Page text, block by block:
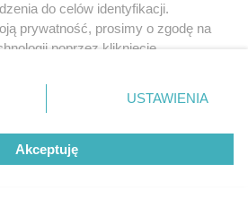
do celów identyfikacji.
prywatność, prosimy o zgodę na
poprzez kliknięcie
przycisk ustawień prywatności
dolnym rogu strony
danych nie wymagają zgody
prawo sprzeciwić się takiemu
będą miały zastosowanie tylko
USTAWIENIA
Akceptuję